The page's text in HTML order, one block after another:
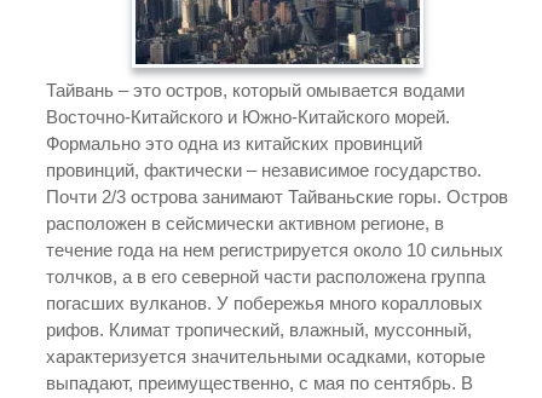
Тайвань – это остров, который омывается водами
Восточно-Китайского и Южно-Китайского морей.
Формально это одна из китайских провинций
провинций, фактически – независимое государство.
Почти 2/3 острова занимают Тайваньские горы. Остров
расположен в сейсмически активном регионе, в
течение года на нем регистрируется около 10 сильных
толчков, а в его северной части расположена группа
погасших вулканов. У побережья много коралловых
рифов. Климат тропический, влажный, муссонный,
характеризуется значительными осадками, которые
выпадают, преимущественно, с мая по сентябрь. В